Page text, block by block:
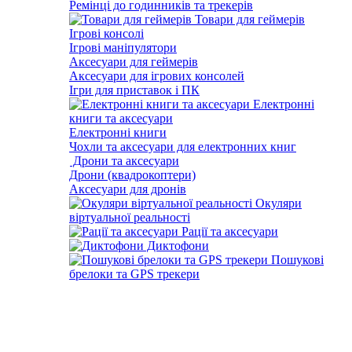
Ремінці до годинників та трекерів
Товари для геймерів
Ігрові консолі
Ігрові маніпулятори
Аксесуари для геймерів
Аксесуари для ігрових консолей
Ігри для приставок і ПК
Електронні
книги та аксесуари
Електронні книги
Чохли та аксесуари для електронних книг
Дрони та аксесуари
Дрони (квадрокоптери)
Аксесуари для дронів
Окуляри
віртуальної реальності
Рації та аксесуари
Диктофони
Пошукові
брелоки та GPS трекери